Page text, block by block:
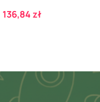
Cena
136,84 zł